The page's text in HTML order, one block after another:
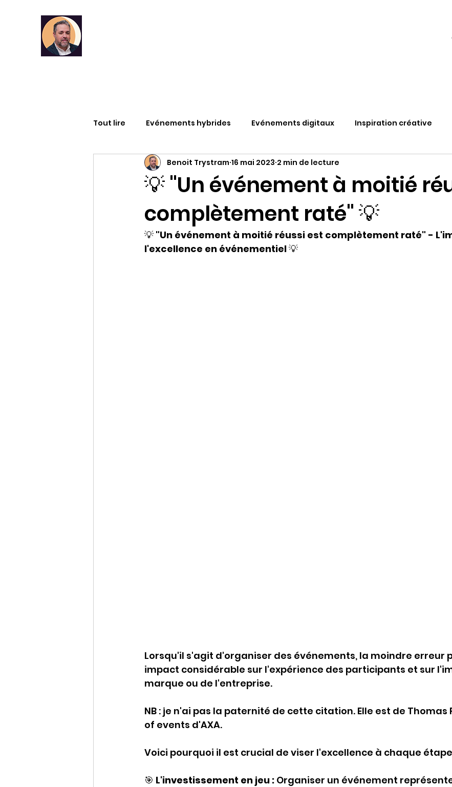
Tout lire Evénements hybrides Evénements digitaux Inspiration créative
Infographies RSE DATAS Web3 Découvertes & Solutions
Métaverse et évènement L'hybride en questions
Conférences
💡 "Un événement à moitié
complètement raté" 💡
Benoit Trystram 16 mai 2023 2 min de lecture
💡 "Un événement à moitié réussi est complètement raté" -
l'excellence en événementiel 💡
Lorsqu'il s'agit d'organiser des événements, la moindre erreur
impact considérable sur l'expérience des participants et sur
marque ou de l'entreprise.
NB : je n'ai pas la paternité de cette citation. Elle est de Thomas
of events d'AXA.
Voici pourquoi il est crucial de viser l'excellence à chaque
🎯 L'investissement en jeu : Organiser un événement